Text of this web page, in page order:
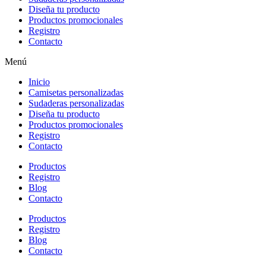
Diseña tu producto
Productos promocionales
Registro
Contacto
Menú
Inicio
Camisetas personalizadas
Sudaderas personalizadas
Diseña tu producto
Productos promocionales
Registro
Contacto
Productos
Registro
Blog
Contacto
Productos
Registro
Blog
Contacto